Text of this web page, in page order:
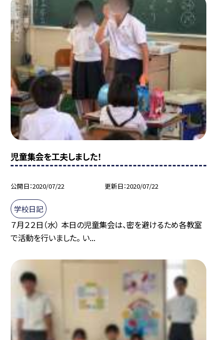
児童集会を工夫しました！
公開日 2020/07/22 更新日 2020/07/22
学校日記
７月２２日（水） 本日の児童集会は、密を避けるため各教室
で活動を行いました。 い...